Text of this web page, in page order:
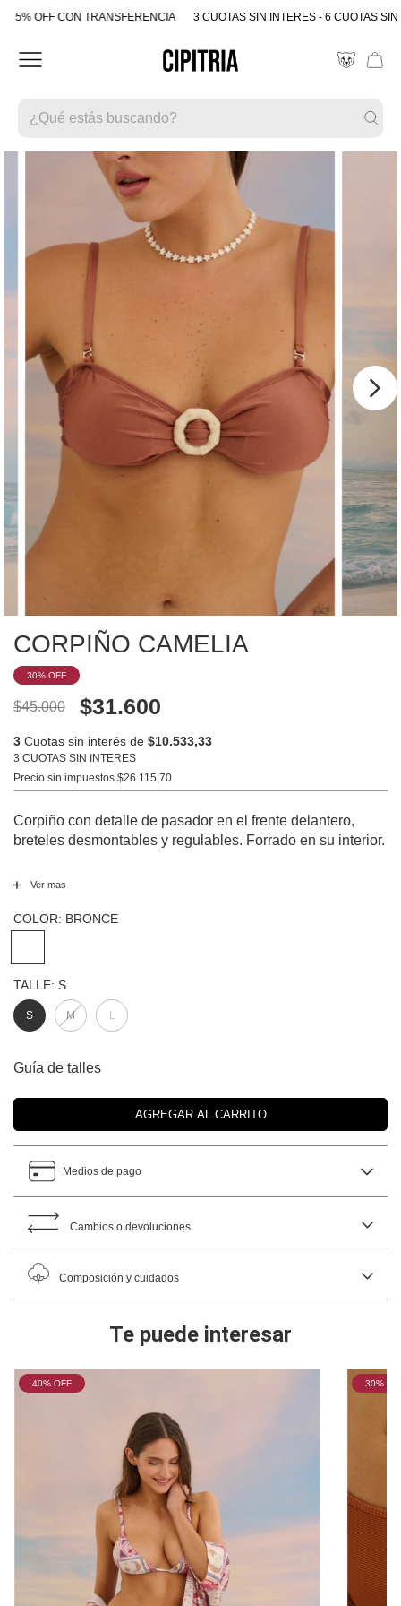
5% OFF CON TRANSFERENCIA 3 CUOTAS SIN INTERES - 6 CUOTAS
CORPIÑO CAMELIA
30% OFF
$45.000 $31.600
3 Cuotas sin interés de $10.533,33
3 CUOTAS SIN INTERES
Precio sin impuestos $26.115,70
Corpiño con detalle de pasador en el frente delantero,
breteles desmontables y regulables. Forrado en su interior.
Ver mas
TALLE: S
S M L
COLOR: BRONCE
Guía de talles
Medios de pago
Cambios o devoluciones
Composición y cuidados
Te puede interesar
40% OFF 30%